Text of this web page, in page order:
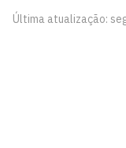
Última atualização: